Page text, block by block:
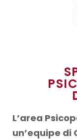
L’area
un’equipe di